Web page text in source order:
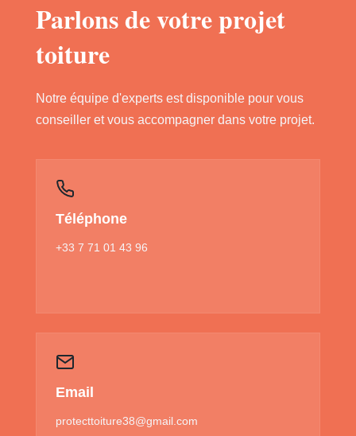
Parlons de votre projet
toiture
Notre équipe d'experts est disponible pour vous
conseiller et vous accompagner dans votre projet.
Téléphone
+33 7 71 01 43 96
Email
protecttoiture38@gmail.com